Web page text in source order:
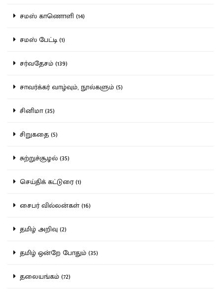
சமஸ் காணொளி (14)
சமஸ் பேட்டி (1)
சர்வதேசம் (139)
சாவர்க்கர் வாழ்வும், நூல்களும் (5)
சினிமா (35)
சிறுகதை (5)
சுற்றுச்சூழல் (35)
செய்திக் கட்டுரை (1)
சைபர் வில்லன்கள் (16)
தமிழ் அறிவு (2)
தமிழ் ஒன்றே போதும் (35)
தலையங்கம் (72)